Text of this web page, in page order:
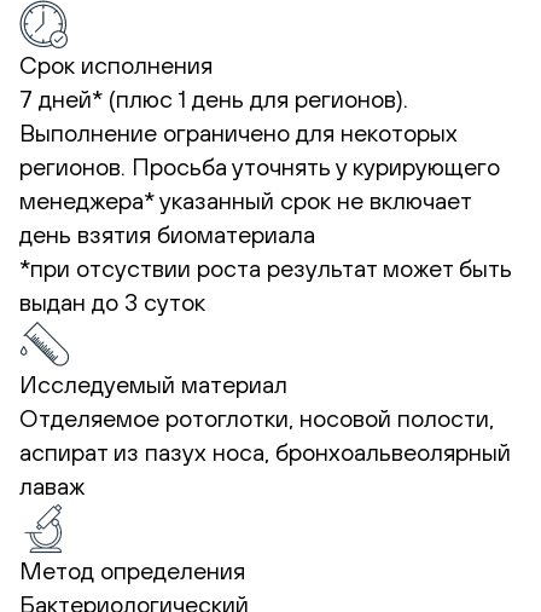
Срок исполнения
7 дней* (плюс 1 день для регионов).
Выполнение ограничено для некоторых
регионов. Просьба уточнять у курирующего
менеджера*указанный срок не включает
день взятия биоматериала
*при отсуствии роста результат может быть
выдан до 3 суток
Исследуемый материал
Отделяемое ротоглотки, носовой полости,
аспират из пазух носа, бронхоальвеолярный
лаваж
Метод определения
Бактериологический